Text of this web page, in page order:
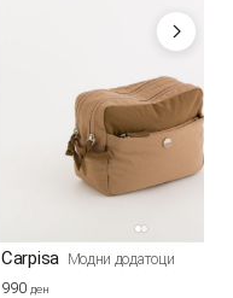
Carpisa Модни додатоци
990 ден